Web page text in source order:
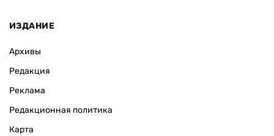
ИЗДАНИЕ
Архивы
Редакция
Реклама
Редакционная политика
Карта